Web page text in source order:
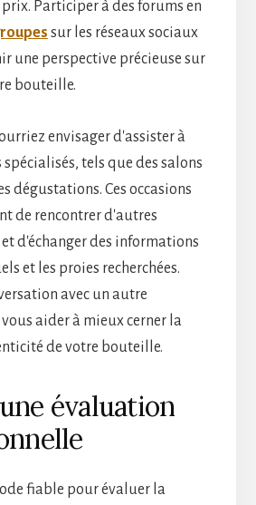
Participer à des forums en
sur les réseaux sociaux
une perspective précieuse sur
bouteille.
envisager d'assister à
spécialisés, tels que des salons
dégustations. Ces occasions
de rencontrer d'autres
d'échanger des informations
et les proies recherchées.
avec un autre
aider à mieux cerner la
de votre bouteille.
évaluation
fiable pour évaluer la